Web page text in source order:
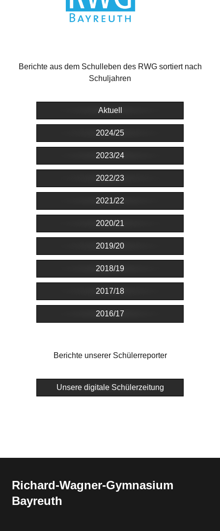
Berichte aus dem Schulleben des RWG sortiert nach
Schuljahren
Aktuell
2024/25
2023/24
2022/23
2021/22
2020/21
2019/20
2018/19
2017/18
2016/17
Berichte unserer Schülerreporter
Unsere digitale Schülerzeitung
Richard-​​Wagner-​​Gymnasium
Bayreuth